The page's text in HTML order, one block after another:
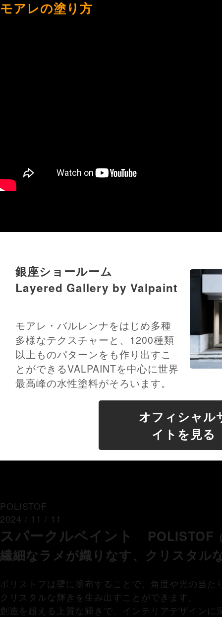
モアレの塗り方
銀座ショールーム
Layered Gallery by Valpaint
モアレ・バルレンナをはじめ多種
多様なテクスチャーと、1200種類
以上ものパターンをも作り出すこ
とができるVALPAINTを中心に世界
最高峰の水性塗料がそろいます。
オフィシャル
イトを見る
POLISTOF
2024 / 11 / 11
スパークルペイント POLISTOF
繊細なラメが織りなす、クリスタル
ポリストフは壁に塗布することで、角度や光の当
クリスタルな輝きを生み出すことができます。
創造を超える上質な輝きで、インテリアデザインに